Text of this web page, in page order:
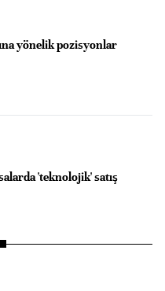
yönelik pozisyonlar
'teknolojik' satış